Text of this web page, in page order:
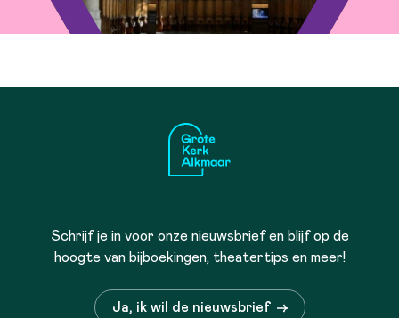
Schrijf je in voor onze nieuwsbrief en blijf op de
hoogte van bijboekingen, theatertips en meer!
Ja, ik wil de nieuwsbrief